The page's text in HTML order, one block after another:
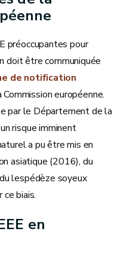
préoccupantes pour
doit être communiquée
de notification
européenne.
par le Département de la
risque imminent
a pu être mis en
asiatique (2016), du
lespédèze soyeux
biais.
en